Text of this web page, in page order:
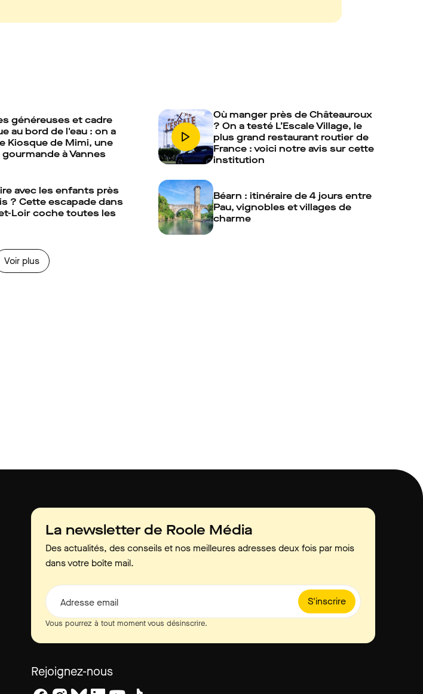
généreuses et cadre
au bord de l'eau : on a
Kiosque de Mimi, une
à Vannes
Où manger près de Châteauroux
? On a testé L’Escale Village, le
plus grand restaurant routier de
France : voici notre avis sur cette
institution
avec les enfants près
? Cette escapade dans
et-Loir coche toutes les
Béarn : itinéraire de 4 jours entre
Pau, vignobles et villages de
charme
Voir plus
La newsletter de Roole Média
Des actualités, des conseils et nos meilleures adresses deux fois par mois
dans votre boîte mail.
S'inscrire
Adresse email
Vous pourrez à tout moment vous désinscrire.
Rejoignez-nous